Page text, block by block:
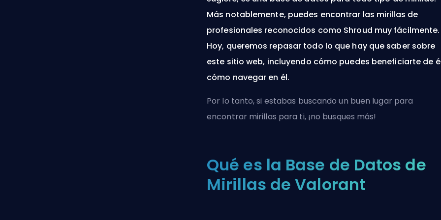
Más notablemente, puedes encontrar las mirillas de
profesionales reconocidos como Shroud muy fácilmente.
Hoy, queremos repasar todo lo que hay que saber sobre
este sitio web, incluyendo cómo puedes beneficiarte de
cómo navegar en él.
Por lo tanto, si estabas buscando un buen lugar para
encontrar mirillas para ti, ¡no busques más!
Qué es la Base de Datos de
Mirillas de Valorant